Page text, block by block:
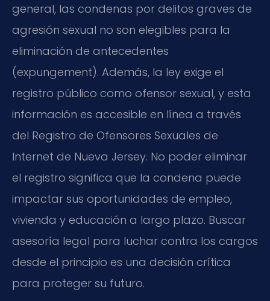
general, las condenas por delitos graves de
agresión sexual no son elegibles para la
eliminación de antecedentes
(expungement). Además, la ley exige el
registro público como ofensor sexual, y esta
información es accesible en línea a través
del Registro de Ofensores Sexuales de
Internet de Nueva Jersey. No poder eliminar
el registro significa que la condena puede
impactar sus oportunidades de empleo,
vivienda y educación a largo plazo. Buscar
asesoría legal para luchar contra los cargos
desde el principio es una decisión crítica
para proteger su futuro.